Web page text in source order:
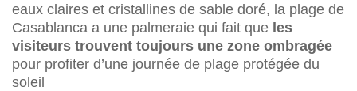
eaux claires et cristallines de sable doré, la plage de
Casablanca a une palmeraie qui fait que les
visiteurs trouvent toujours une zone ombragée
pour profiter d’une journée de plage protégée du
soleil